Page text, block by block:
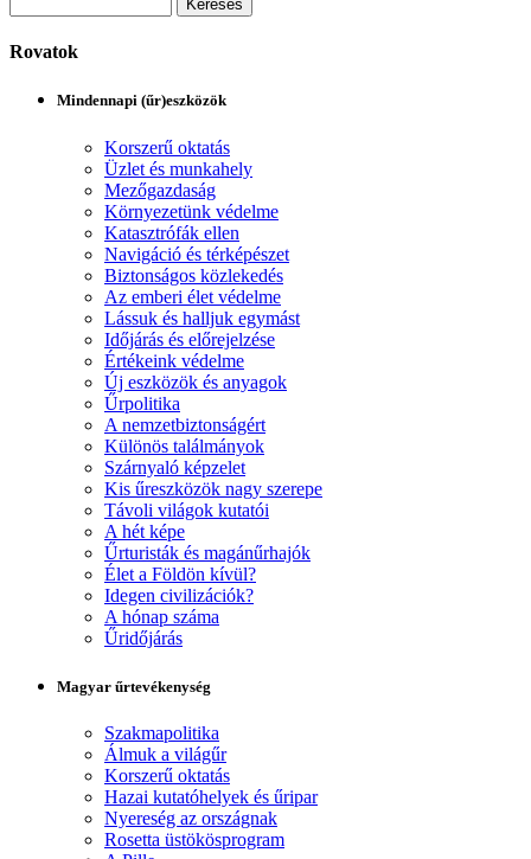
Rovatok
Mindennapi (űr)eszközök
Korszerű oktatás
Üzlet és munkahely
Mezőgazdaság
Környezetünk védelme
Katasztrófák ellen
Navigáció és térképészet
Biztonságos közlekedés
Az emberi élet védelme
Lássuk és halljuk egymást
Időjárás és előrejelzése
Értékeink védelme
Új eszközök és anyagok
Űrpolitika
A nemzetbiztonságért
Különös találmányok
Szárnyaló képzelet
Kis űreszközök nagy szerepe
Távoli világok kutatói
A hét képe
Űrturisták és magánűrhajók
Élet a Földön kívül?
Idegen civilizációk?
A hónap száma
Űridőjárás
Magyar űrtevékenység
Szakmapolitika
Álmuk a világűr
Korszerű oktatás
Hazai kutatóhelyek és űripar
Nyereség az országnak
Rosetta üstökösprogram